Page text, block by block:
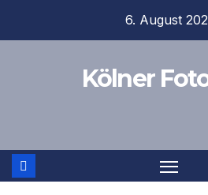
6. August
Kölner